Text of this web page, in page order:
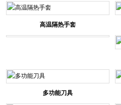
高温隔热手套
多功能刀具